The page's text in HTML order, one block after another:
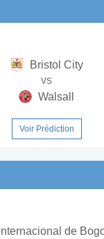
Bristol City
vs
Walsall
Voir Prédiction
Internacional de